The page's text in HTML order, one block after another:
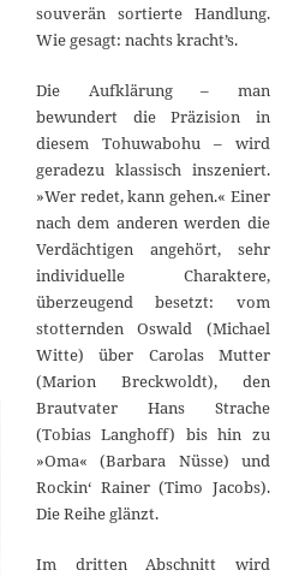
souverän sortierte Handlung.
Wie gesagt: nachts kracht’s.
Die Aufklärung – man
bewundert die Präzision in
diesem Tohuwabohu – wird
geradezu klassisch inszeniert.
»Wer redet, kann gehen.« Einer
nach dem anderen werden die
Verdächtigen angehört, sehr
individuelle Charaktere,
überzeugend besetzt: vom
stotternden Oswald (Michael
Witte) über Carolas Mutter
(Marion Breckwoldt), den
Brautvater Hans Strache
(Tobias Langhoff) bis hin zu
»Oma« (Barbara Nüsse) und
Rockin‘ Rainer (Timo Jacobs).
Die Reihe glänzt.
Im dritten Abschnitt wird